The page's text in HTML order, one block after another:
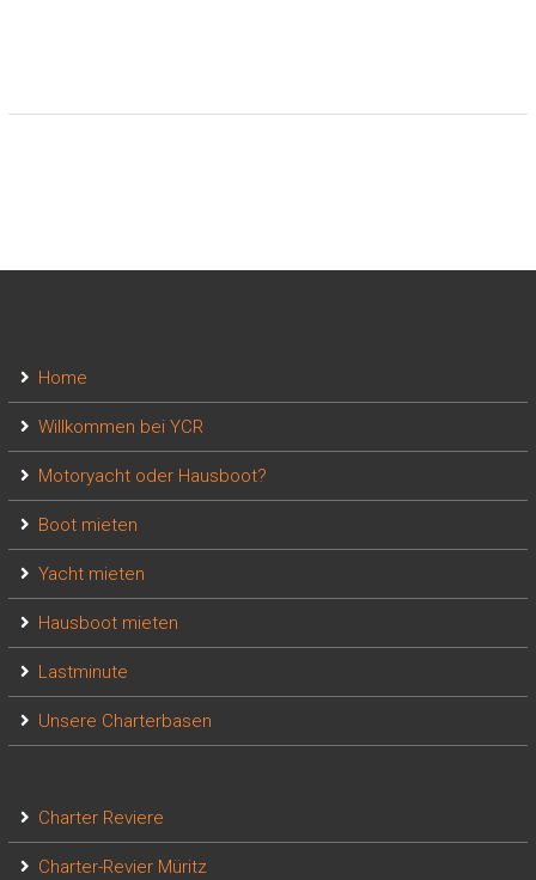
Home
Willkommen bei YCR
Motoryacht oder Hausboot?
Boot mieten
Yacht mieten
Hausboot mieten
Lastminute
Unsere Charterbasen
Charter Reviere
Charter-Revier Müritz